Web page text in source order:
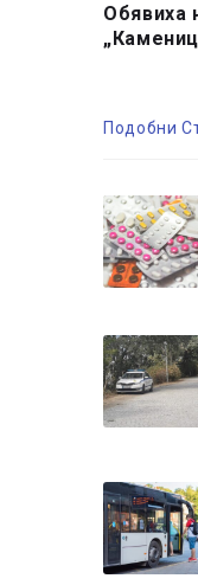
Обявиха
Подобни